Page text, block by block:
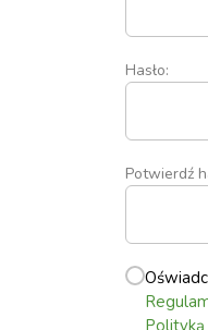
Hasło:
Potwierdź